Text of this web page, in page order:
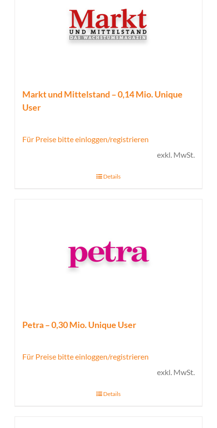
Markt und Mittelstand – 0,14 Mio. Unique
User
Für Preise bitte einloggen/registrieren
exkl. MwSt.
Details
Petra – 0,30 Mio. Unique User
Für Preise bitte einloggen/registrieren
exkl. MwSt.
Details